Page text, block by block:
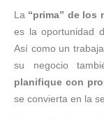
La “prima” de los
es la oportunidad
Así como un
su negocio
planifique con
se convierta en la